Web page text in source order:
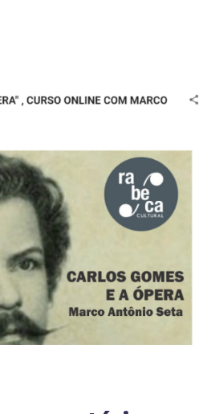
Ópera”,
com
Marco
Antônio